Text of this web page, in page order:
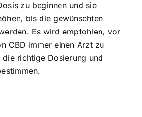
zu beginnen und sie
bis die gewünschten
Es wird empfohlen, vor
CBD immer einen Arzt zu
die richtige Dosierung und